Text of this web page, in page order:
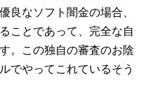
良なソフト闇金の場合、
ことであって、完全な自
。この独自の審査のお陰
でやってこれているそう